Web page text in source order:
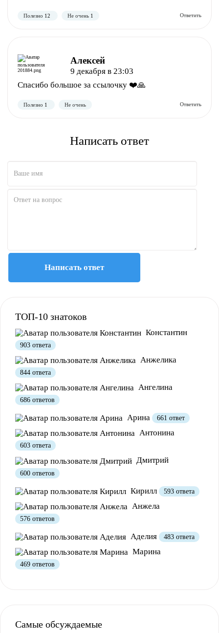
Полезно Не полезно
Полезно 12
Алексей
9 декабря в 23:03
Спасибо большое за ссылочку ❤️🙏
Полезно 1
Написать ответ
Написать ответ
ТОП-10 знатоков
Константин
903 ответа
Анжелика
844 ответа
Ангелина
686 ответов
Арина 661 ответ
Антонина
603 ответа
Дмитрий
600 ответов
Кирилл 593 ответа
Анжела
576 ответов
Аделия 483 ответа
Марина
469 ответов
Самые обсуждаемые